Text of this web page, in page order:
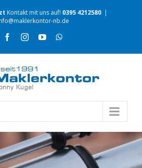
Kontakt mit uns auf! 0395 4212580 |
nb.de